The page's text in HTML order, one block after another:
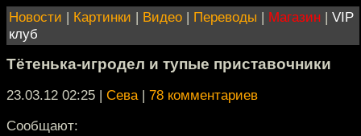
Новости | Картинки | Видео | Переводы | Магазин | VIP
клуб
Тётенька-игродел и тупые приставочники
23.03.12 02:25 | Сева| 78 комментариев
Сообщают: